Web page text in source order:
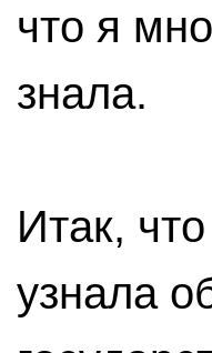
что я
знала.
Итак,
узнала